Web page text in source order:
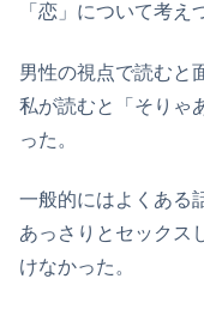
「恋」について考
男性の視点で読むと
私が読むと「そりゃ
った。
一般的にはよくある
あっさりとセックス
けなかった。